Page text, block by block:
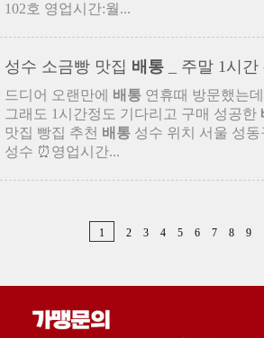
102호 영업시간:월...
성수 소금빵 맛집 배통 _ 주말 1시
드디어 오랜만에 배통 연휴때 방문했는
그래도 1시간정도 기다리고 구매 성공한
맛집 빵집 추천 배통 성수 위치 서울 성
성수 ⏰영업시간...
1 2 3 4 5 6 7 8 9